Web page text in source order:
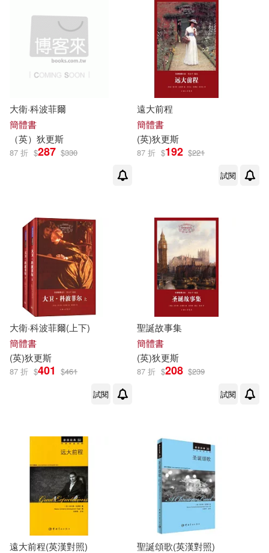
江蘇美術出版社(1)
江西人民出版社(1)
浙江少年兒童出版社(1)
湖北教育出版社(1)
湖北美術出版社(1)
湖南科學技術出版社(1)
煤炭工業出版社(1)
福建少年兒童出版社(1)
科學普及出版社(1)
線裝書局(1) 群言出版社(1)
華東師範大學出版社(1)
大衛·科波菲爾
簡體書
（英） 狄更斯
87 折 $287 $330
遠大前程
簡體書
(英)狄更斯
87 折 $192 $221
試閱
大衛·科波菲爾(上下)
簡體書
(英)狄更斯
87 折 $401 $461
試閱
聖誕故事集
簡體書
(英)狄更斯
87 折 $208 $239
試閱
遠大前程(英漢對照)
聖誕頌歌(英漢對照)